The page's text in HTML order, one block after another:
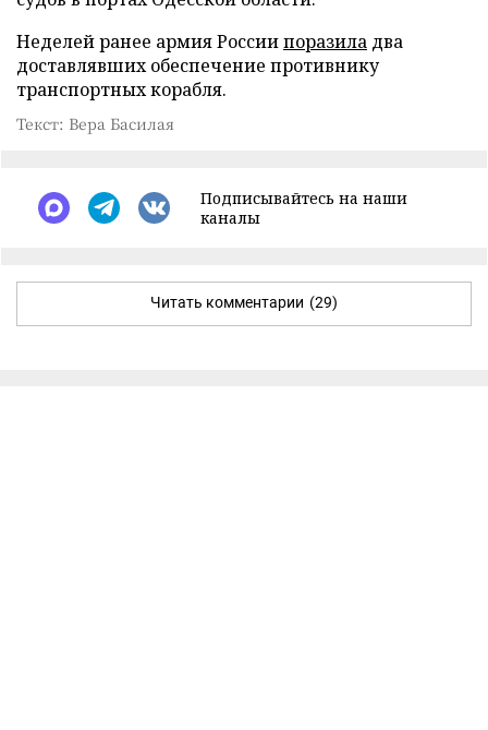
Неделей ранее армия Россиипоразила два
доставлявших обеспечение противнику
транспортных корабля.
Текст: Вера Басилая
Подписывайтесь на наши
каналы
Читать комментарии (29)